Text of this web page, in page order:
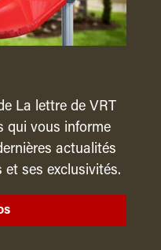
La lettre de VRT
qui vous informe
actualités
et ses exclusivités.